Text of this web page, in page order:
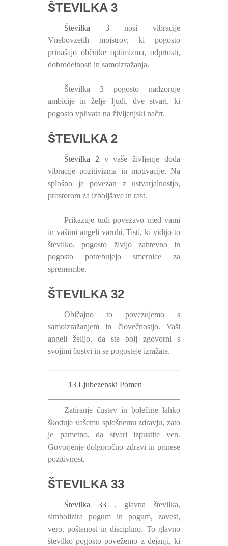
ŠTEVILKA 3
Številka 3nosi vibracije
Vnebovzetih mojstrov, ki pogosto
prinašajo občutke optimizma, odprtosti,
dobrodelnosti in samoizražanja.
Številka 3 pogosto nadzoruje
ambicije in želje ljudi, dve stvari, ki
pogosto vplivata na življenjski načrt.
ŠTEVILKA 2
Številka 2 v vaše življenje doda
vibracije pozitivizma in motivacije. Na
splošno je povezan z ustvarjalnostjo,
prostorom za izboljšave in rast.
Prikazuje tudi povezavo med vami
in vašimi angeli varuhi. Tisti, ki vidijo to
številko, pogosto živijo zahtevno in
pogosto potrebujejo smernice za
spremembe.
ŠTEVILKA 32
Običajno to povezujemo s
samoizražanjem in človečnostjo. Vaši
angeli želijo, da ste bolj zgovorni s
svojimi čustvi in ​​se pogosteje izražate.
13 Ljubezenski Pomen
Zatiranje čustev in bolečine lahko
škoduje vašemu splošnemu zdravju, zato
je pametno, da stvari izpustite ven.
Govorjenje dolgoročno zdravi in ​​prinese
pozitivnost.
ŠTEVILKA 33
Številka 33, glavna številka,
simbolizira pogum in pogum, zavest,
vero, poštenost in disciplino. To glavno
številko pogosto povežemo z dejanji, ki